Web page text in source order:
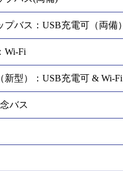
プバス：USB充電可（両備）
Wi-Fi
新型）：USB充電可 & Wi-Fi
バス